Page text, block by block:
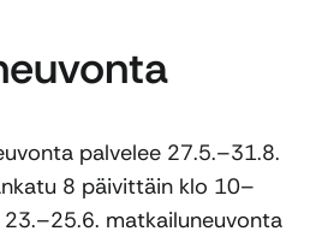
palvelee 27.5.–31.8.
8 päivittäin klo 10–
23.–25.6. matkailuneuvonta